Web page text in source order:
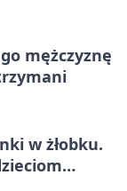
mężczyznę
w żłobku.